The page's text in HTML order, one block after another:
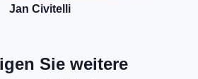
Jan Civitelli
Sie weitere